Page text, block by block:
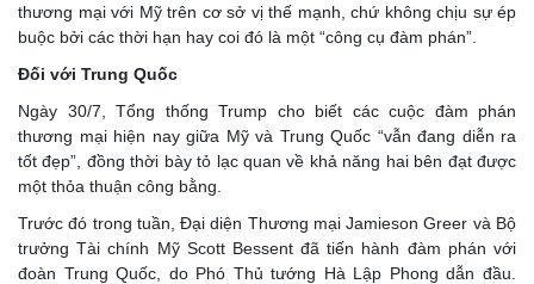
thương mại với Mỹ trên cơ sở vị thế mạnh, chứ không chịu sự ép
buộc bởi các thời hạn hay coi đó là một “công cụ đàm phán”.
Đối với Trung Quốc
Ngày 30/7, Tổng thống Trump cho biết các cuộc đàm phán
thương mại hiện nay giữa Mỹ và Trung Quốc “vẫn đang diễn ra
tốt đẹp”, đồng thời bày tỏ lạc quan về khả năng hai bên đạt được
một thỏa thuận công bằng.
Trước đó trong tuần, Đại diện Thương mại Jamieson Greer và Bộ
trưởng Tài chính Mỹ Scott Bessent đã tiến hành đàm phán với
đoàn Trung Quốc, do Phó Thủ tướng Hà Lập Phong dẫn đầu.